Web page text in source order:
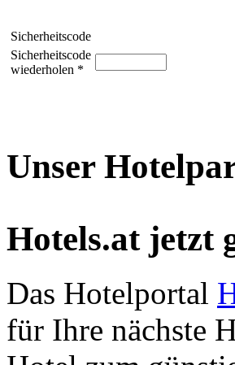
Sicherheitscode
Sicherheitscode
wiederholen *
Unser
Hotels.at jetzt
Das Hotelportal
für Ihre nächste